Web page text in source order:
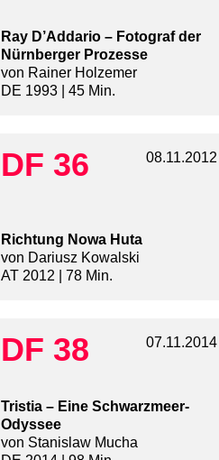
Ray D’Addario – Fotograf der
Nürnberger Prozesse
von Rainer Holzemer
DE 1993 | 45 Min.
DF 36 08.11.2012
Richtung Nowa Huta
von Dariusz Kowalski
AT 2012 | 78 Min.
DF 38 07.11.2014
Tristia – Eine Schwarzmeer-
Odyssee
von Stanislaw Mucha